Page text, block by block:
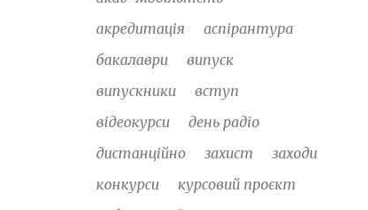
акредитація
аспірантура
бакалаври
випуск
випускники
вступ
відеокурси
день радіо
дистанційно
захист
заходи
конкурси
курсовий проєкт